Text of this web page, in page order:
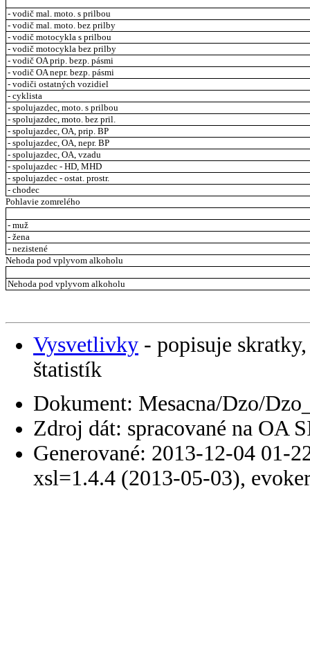
- vodič mal. moto. s prilbou
- vodič mal. moto. bez prilby
- vodič motocykla s prilbou
- vodič motocykla bez prilby
- vodič OA prip. bezp. pásmi
- vodič OA nepr. bezp. pásmi
- vodiči ostatných vozidiel
- cyklista
- spolujazdec, moto. s prilbou
- spolujazdec, moto. bez pril.
- spolujazdec, OA, prip. BP
- spolujazdec, OA, nepr. BP
- spolujazdec, OA, vzadu
- spolujazdec - HD, MHD
- spolujazdec - ostat. prostr.
- chodec
Pohlavie zomrelého
- muž
- žena
- nezistené
Nehoda pod vplyvom alkoholu
Nehoda pod vplyvom alkoholu
Vysvetlivky - popisuje
štatistík
Dokument: Mesacna/Dzo/
Zdroj dát: spracované na OA
Generované: 2013-12-04 01-
xsl=1.4.4 (2013-05-03),